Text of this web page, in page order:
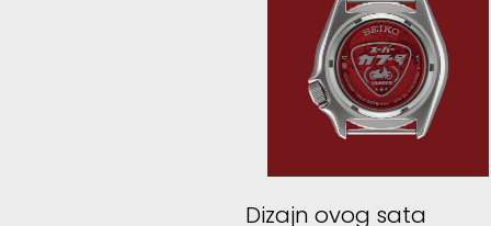
Dizajn ovog sata